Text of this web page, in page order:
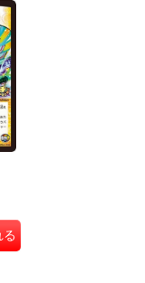
る